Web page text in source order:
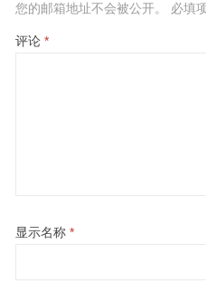
您的邮箱地址不会被公开。 必填
评论 *
显示名称 *